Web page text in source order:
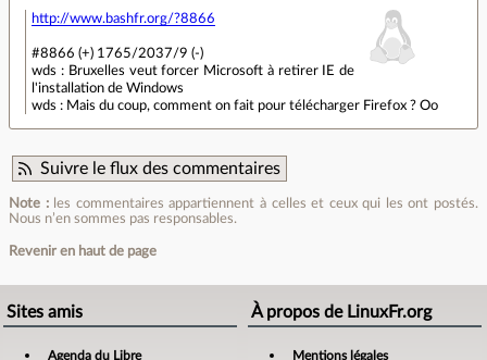
http://www.bashfr.org/?8866
#8866 (+) 1765/2037/9 (-)
wds : Bruxelles veut forcer Microsoft à retirer IE de
l'installation de Windows
wds : Mais du coup, comment on fait pour télécharger Firefox ? Oo
Suivre le flux des commentaires
Note :les commentaires appartiennent à celles et ceux qui les ont postés.
Nous n’en sommes pas responsables.
Revenir en haut de page
Sites amis
Agenda du Libre
À propos de LinuxFr.org
Mentions légales